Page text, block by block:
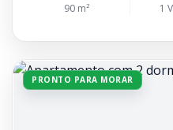
90 m² 1
PRONTO PARA MORAR